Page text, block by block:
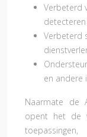
Verbeterd
Verbeterd
en andere
Naarmate de
opent het de